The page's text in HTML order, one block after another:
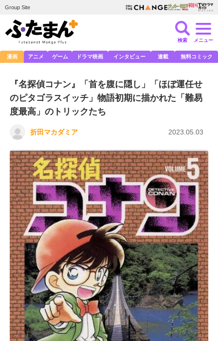
Group Site
検索 メニュー
漫画 アニメ ゲーム ドラマ映画 インタビュー 連載 無料コミック
『名探偵コナン』「首を腹に隠し」「ほぼ運任せ
のピタゴラスイッチ」物語初期に描かれた「難易
度最高」のトリックたち
折田マカダミア 2023.05.03